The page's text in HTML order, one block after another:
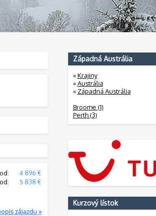
4 896 €
5 838 €
zájazdu »
Západná Austrália
«Krajiny
«Austrália
« Západná Austrália
Broome (1)
Perth (3)
Kurzový lístok